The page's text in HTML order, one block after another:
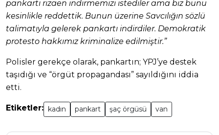
pankartı rızaen indirmemizi istediler ama biz bunu
kesinlikle reddettik. Bunun üzerine Savcılığın sözlü
talimatıyla gelerek pankartı indirdiler. Demokratik
protesto hakkımız kriminalize edilmiştir.”
Polisler gerekçe olarak, pankartın; YPJ’ye destek
taşıdığı ve “örgüt propagandası” sayıldığını iddia
etti.
Etiketler: kadın pankart şaç örgüsü van